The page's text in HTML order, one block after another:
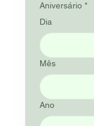
Aniversário *
Dia
Mês
Ano